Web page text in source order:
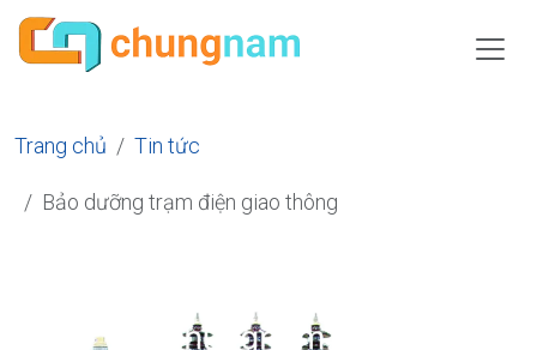
Trang chủ Tin tức
Bảo dưỡng trạm điện giao thông